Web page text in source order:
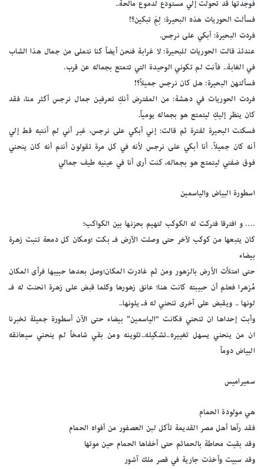
فوجدتها قد تحولت إلي مستودع لدموع مالحة..
فسألت الحوريات هذه البحيرة: لِمَِ تبكين؟!
فردت البحيرة: أبكي على نرجس.
عندئذ قالت الحوريات للبحيرة: لا غرابة فنحن أيضاً كنا نتملى من جمال هذا الشاب
في الغابة.. فأنت لم تكوني الوحيدة التي تتمتع بجماله عن قرب.
فسألتهن البحيرة: هل كان نرجس جميلاً؟!
فردت الحوريات في دهشة: من المفترض أنكِ تعرفين جمال نرجس أكثر منا، فقد
كان ينظر إليكِ ليتمتع هو بجماله يومياً.
فسكتت البحيرة لفترة ثم قالت: إني أبكي على نرجس، غير أني لم أنتبه قط إلي
أنه كان جميلاً. أنا أبكي على نرجس لأنه في كل مرة تقولون أنتم أنه كان ينحني
فوق ضفتي ليتمتع هو بجماله، كنت أرى أنا في عينيه طيف جمالي
اسطورة البياض والياسمين
…. و افترقا فتركت له الكوكب لتهيم بحزنها بين الكواكب؛
كان يتبعها من كوكب لآخر حتى وصلت الآرض فـ بكت ؛ومكان كل دمعة تنبت زهرة
بيضاء
حتى امتلأت الأرض بالزهور ومن ثم غادرت المكان؛وصل بعدها حبيبها فرأى المكان
مُزهرا فعلم أن حبيبته كانت هنا؛ عانق زهورها وكلما قبض على زهرة انحنت له فـ
لونها .. ويقبض على آخرى تنحني له فـ يلونها..
وأبت إحداها ان تنحني فكانت “الياسمين” بيضاء حتى الآن أسطورة جميلة تخبرنا
ان من ينحني يسهل تغييره..تشكيله..تلوينه ومن بقي شامخاً لم ينحني سيعانقه
البياض دوماً
سميراميس
هي مولودة الحمام
فقد رآها أهل مصر القديمة تأكل لبن العصفور من أفواه الحمام
وقد بقيت محاطة بالحمائم حتى أخفاها الحمام حين موتها
وقد سبيت وأخذت جارية في قصر ملك آشور